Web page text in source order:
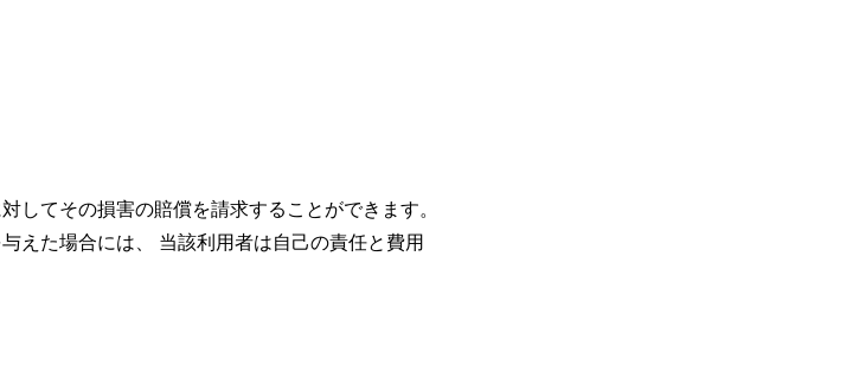
してその損害の賠償を請求することができます。
えた場合には、 当該利用者は自己の責任と費用